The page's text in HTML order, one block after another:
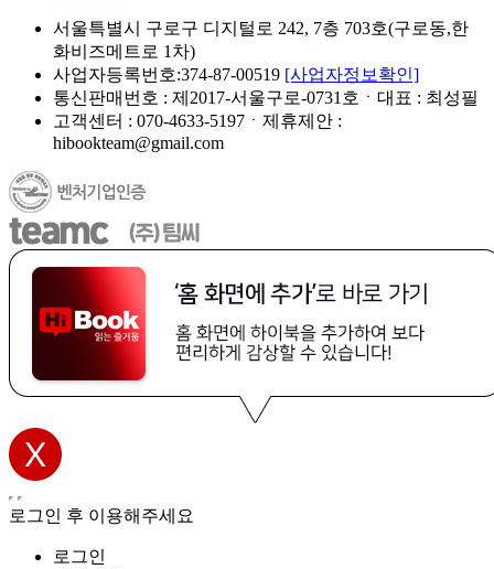
서울특별시 구로구 디지털로 242, 7층 703호(구로동,한
화비즈메트로 1차)
사업자등록번호:374-87-00519 [사업자정보확인]
통신판매번호 : 제2017-서울구로-0731호ㆍ대표 : 최성필
고객센터 : 070-4633-5197ㆍ제휴제안 :
hibookteam@gmail.com
로그인 후 이용해주세요
로그인